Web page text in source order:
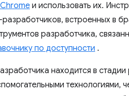
и использовать их.
встроенных в
разработчика,
по доступности .
находится в
технологиями,